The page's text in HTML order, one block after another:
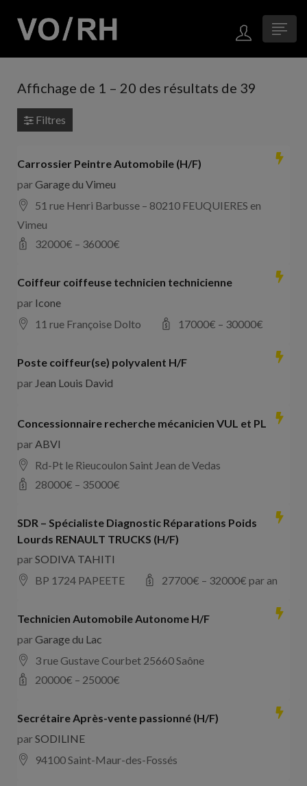
Affichage de 1 – 20 des résultats de 39
Filtres
Carrossier Peintre Automobile (H/F)
parGarage du Vimeu
51 rue Henri Barbusse – 80210 FEUQUIERES en
Vimeu
32000€ – 36000€
Coiffeur coiffeuse technicien technicienne
par Icone
11 rue Françoise Dolto
17000€ – 30000€
Poste coiffeur(se) polyvalent H/F
par Jean Louis David
Concessionnaire recherche mécanicien VUL et PL
parABVI
Rd-Pt le Rieucoulon Saint Jean de Vedas
28000€ – 35000€
SDR – Spécialiste Diagnostic Réparations Poids
Lourds RENAULT TRUCKS (H/F)
parSODIVA TAHITI
BP 1724 PAPEETE
27700€ – 32000€ par an
Technicien Automobile Autonome H/F
parGarage du Lac
3 rue Gustave Courbet 25660 Saône
20000€ – 25000€
Secrétaire Après-vente passionné (H/F)
parSODILINE
94100 Saint-Maur-des-Fossés